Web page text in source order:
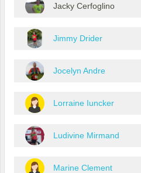
Jacky Cerfoglino
Jimmy Drider
Jocelyn Andre
Lorraine Iuncker
Ludivine Mirmand
Marine Clement